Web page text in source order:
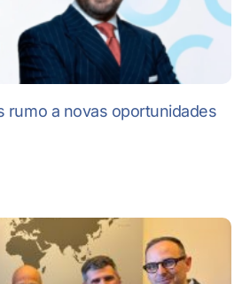
rumo a novas oportunidades